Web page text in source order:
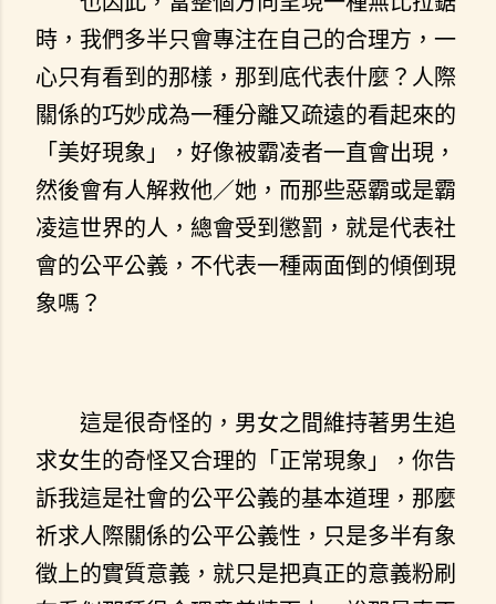
時，我們多半只會專注在自己的合理方，一
心只有看到的那樣，那到底代表什麼？人際
關係的巧妙成為一種分離又疏遠的看起來的
「美好現象」，好像被霸凌者一直會出現，
然後會有人解救他／她，而那些惡霸或是霸
凌這世界的人，總會受到懲罰，就是代表社
會的公平公義，不代表一種兩面倒的傾倒現
象嗎？
這是很奇怪的，男女之間維持著男生追
求女生的奇怪又合理的「正常現象」，你告
訴我這是社會的公平公義的基本道理，那麼
祈求人際關係的公平公義性，只是多半有象
徵上的實質意義，就只是把真正的意義粉刷